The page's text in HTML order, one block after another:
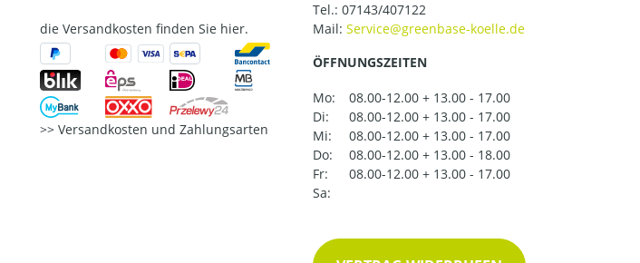
die Versandkosten finden Sie hier.
Versandkosten und Zahlungsarten
Tel.: 07143/407122
Mail:
ÖFFNUNGSZEITEN
Mo:
08.00-12.00 + 13.00 - 17.00
Di:
08.00-12.00 + 13.00 - 17.00
Mi:
08.00-12.00 + 13.00 - 17.00
Do:
08.00-12.00 + 13.00 - 18.00
Fr:
08.00-12.00 + 13.00 - 17.00
Sa: